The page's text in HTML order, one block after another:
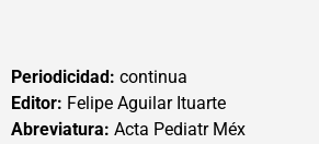
Periodicidad: continua
Editor: Felipe Aguilar Ituarte
Abreviatura: Acta Pediatr Méx